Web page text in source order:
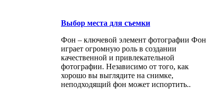
Выбор места для съемки
Фон – ключевой элемент фотографии Фон
играет огромную роль в создании
качественной и привлекательной
фотографии. Независимо от того, как
хорошо вы выглядите на снимке,
неподходящий фон может испортить..